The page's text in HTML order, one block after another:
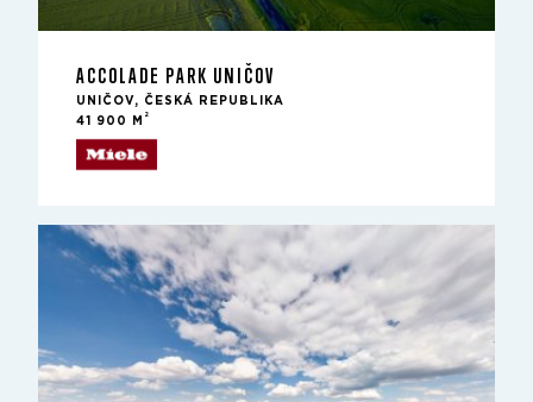
ACCOLADE PARK UNIČOV
UNIČOV, ČESKÁ REPUBLIKA
41 900 M
2